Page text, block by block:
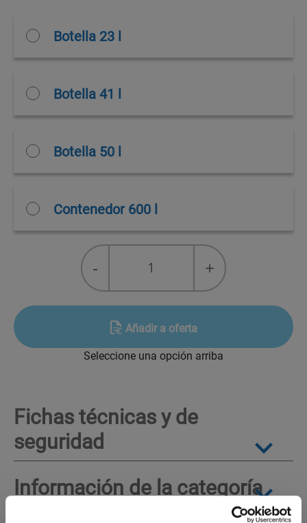
Botella 23 l
Botella 41 l
Botella 50 l
Contenedor 600 l
IEC
60376
quantity
- +
Añadir a oferta
Seleccione una opción arriba
Fichas técnicas y de
seguridad
Información de la categoría